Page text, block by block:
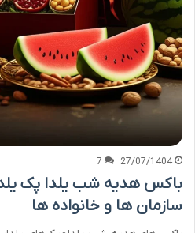
27/07/1404
7
باکس هدیه شب یلدا پک
سازمان ها و خانواده ها